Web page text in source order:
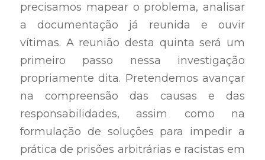
precisamos mapear o problema, analisar
a documentação já reunida e ouvir
vítimas. A reunião desta quinta será um
primeiro passo nessa investigação
propriamente dita. Pretendemos avançar
na compreensão das causas e das
responsabilidades, assim como na
formulação de soluções para impedir a
prática de prisões arbitrárias e racistas em